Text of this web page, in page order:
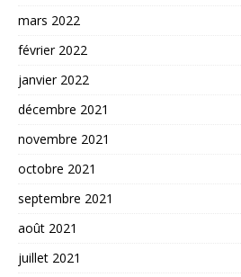
mars 2022
février 2022
janvier 2022
décembre 2021
novembre 2021
octobre 2021
septembre 2021
août 2021
juillet 2021